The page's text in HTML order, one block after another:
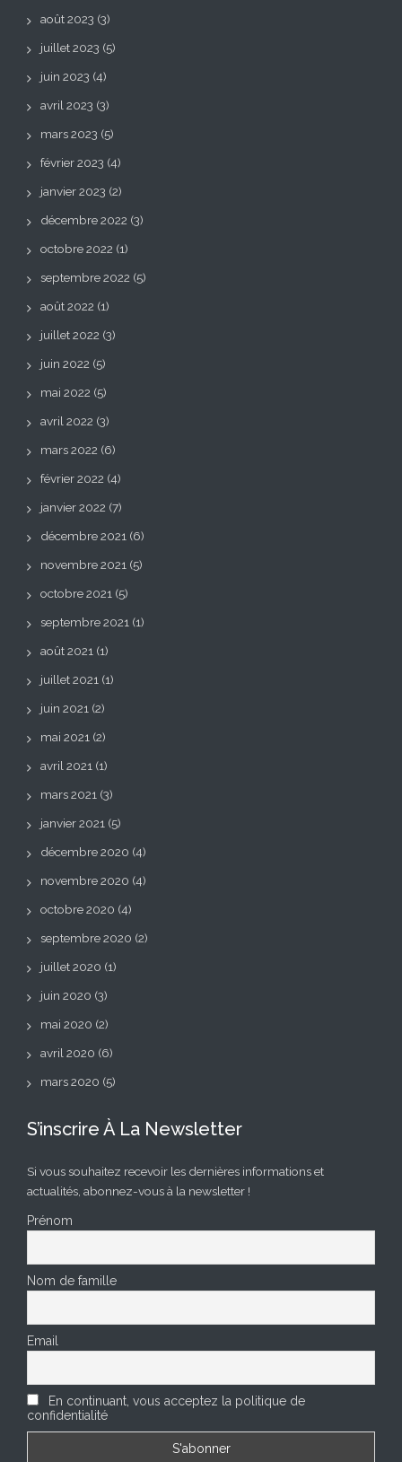
août 2023 (3)
juillet 2023 (5)
juin 2023 (4)
avril 2023 (3)
mars 2023 (5)
février 2023 (4)
janvier 2023 (2)
décembre 2022 (3)
octobre 2022 (1)
septembre 2022 (5)
août 2022 (1)
juillet 2022 (3)
juin 2022 (5)
mai 2022 (5)
avril 2022 (3)
mars 2022 (6)
février 2022 (4)
janvier 2022 (7)
décembre 2021 (6)
novembre 2021 (5)
octobre 2021 (5)
septembre 2021 (1)
août 2021 (1)
juillet 2021 (1)
juin 2021 (2)
mai 2021 (2)
avril 2021 (1)
mars 2021 (3)
janvier 2021 (5)
décembre 2020 (4)
novembre 2020 (4)
octobre 2020 (4)
septembre 2020 (2)
juillet 2020 (1)
juin 2020 (3)
mai 2020 (2)
avril 2020 (6)
mars 2020 (5)
S’inscrire À La Newsletter
Si vous souhaitez recevoir les dernières informations et
actualités, abonnez-vous à la newsletter !
Prénom
Nom de famille
Email
En continuant, vous acceptez la politique de
confidentialité